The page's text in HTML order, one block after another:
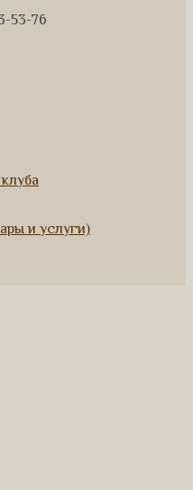
53-76
и услуги)